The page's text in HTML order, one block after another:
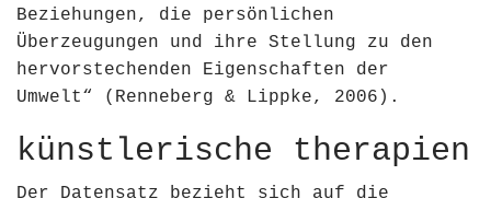
Beziehungen, die persönlichen
Überzeugungen und ihre Stellung zu den
hervorstechenden Eigenschaften der
Umwelt“
​(Renneberg & Lippke, 2006)​ .
künstlerische therapien
Der Datensatz bezieht sich auf die